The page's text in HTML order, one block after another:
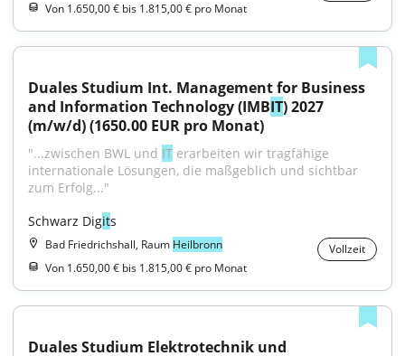
Von 1.650,00 € bis 1.815,00 € pro Monat
Duales Studium Int. Management for Business
and Information Technology (IMBIT) 2027
(m/w/d) (1650.00 EUR pro Monat)
"...zwischen BWL und IT erarbeiten wir tragfähige
internationale Lösungen, die maßgeblich und sichtbar
zum Erfolg..."
Schwarz Digits
Bad Friedrichshall, Raum Heilbronn
Vollzeit
Von 1.650,00 € bis 1.815,00 € pro Monat
Duales Studium Elektrotechnik und